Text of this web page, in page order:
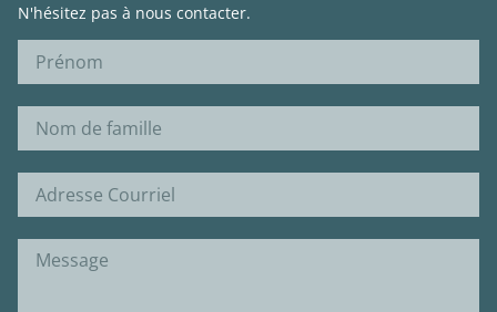
N'hésitez pas à nous contacter.